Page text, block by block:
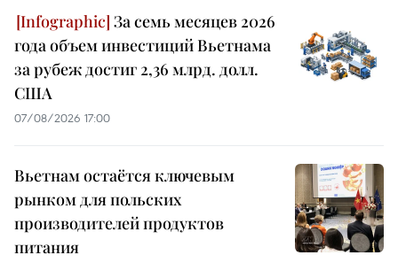
За семь месяцев 2026
года объем инвестиций Вьетнама
за рубеж достиг 2,36 млрд. долл.
США
07/08/2026 17:00
Вьетнам остаётся ключевым
рынком для польских
производителей продуктов
питания